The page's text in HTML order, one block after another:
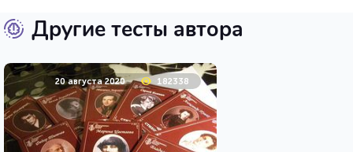
Другие тесты автора
20 августа 2020 182338